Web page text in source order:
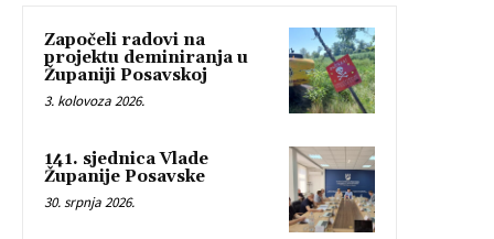
Započeli radovi na
projektu deminiranja u
Županiji Posavskoj
3. kolovoza 2026.
141. sjednica Vlade
Županije Posavske
30. srpnja 2026.